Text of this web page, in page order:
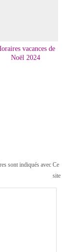
vacances de
Noël 2024
sont indiqués avec Ce
site